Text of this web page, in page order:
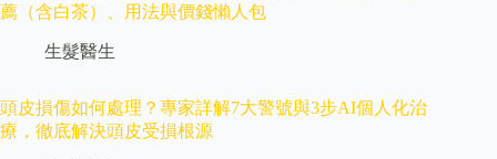
薦（含白茶）、用法與價錢懶人包
生髮醫生
頭皮損傷如何處理？專家詳解7大警號與3步AI個人化治
療，徹底解決頭皮受損根源